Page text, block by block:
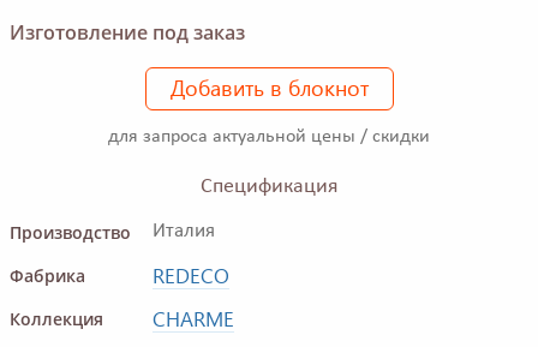
Изготовление под заказ
Добавить в блокнот
для запроса актуальной цены / скидки
Спецификация
Производство
Италия
Фабрика REDECO
Коллекция CHARME